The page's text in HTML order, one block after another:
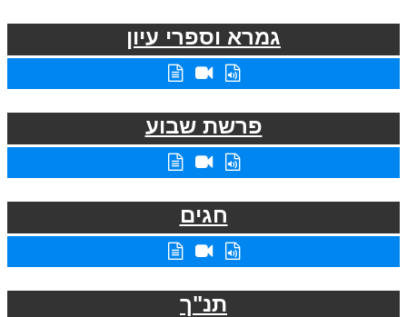
גמרא וספרי עיון
פרשת שבוע
חגים
תנ"ך